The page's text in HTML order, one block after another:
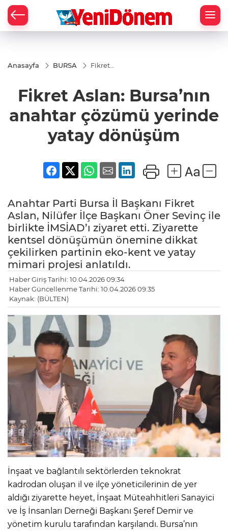
Anasayfa BURSA
Fikret
anahtar
çözümü
yatay
dönüşüm
Fikret Aslan: Bursa’nın
anahtar çözümü yerinde
yatay dönüşüm
Anahtar Parti Bursa İl Başkanı Fikret
Aslan, Nilüfer İlçe Başkanı Öner Sevinç ile
birlikte İMSİAD’ı ziyaret etti. Ziyarette
kentsel dönüşümün önemine dikkat
çekilirken partinin eko-kent ve yatay
mimari projesi anlatıldı.
Haber Giriş Tarihi: 10.04.2026 09:34
Haber Güncellenme Tarihi: 10.04.2026 09:35
Kaynak: (BÜLTEN)
İnşaat ve bağlantılı sektörlerden teknokrat
kadrodan oluşan il ve ilçe yöneticilerinin de yer
aldığı ziyarette heyet, İnşaat Müteahhitleri Sanayici
ve İş İnsanları Derneği Başkanı Şeref Demir ve
yönetim kurulu tarafından karşılandı. Bursa’nın